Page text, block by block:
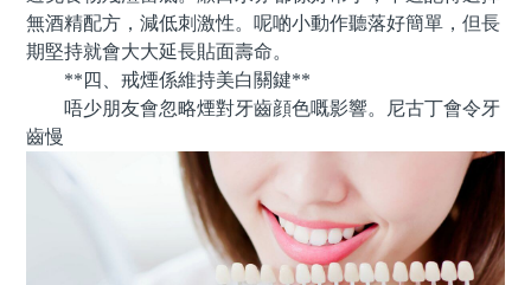
無酒精配方，減低刺激性。呢啲小動作聽落好簡單，但長
期堅持就會大大延長貼面壽命。
**四、戒煙係維持美白關鍵**
唔少朋友會忽略煙對牙齒顔色嘅影響。尼古丁會令牙
齒慢